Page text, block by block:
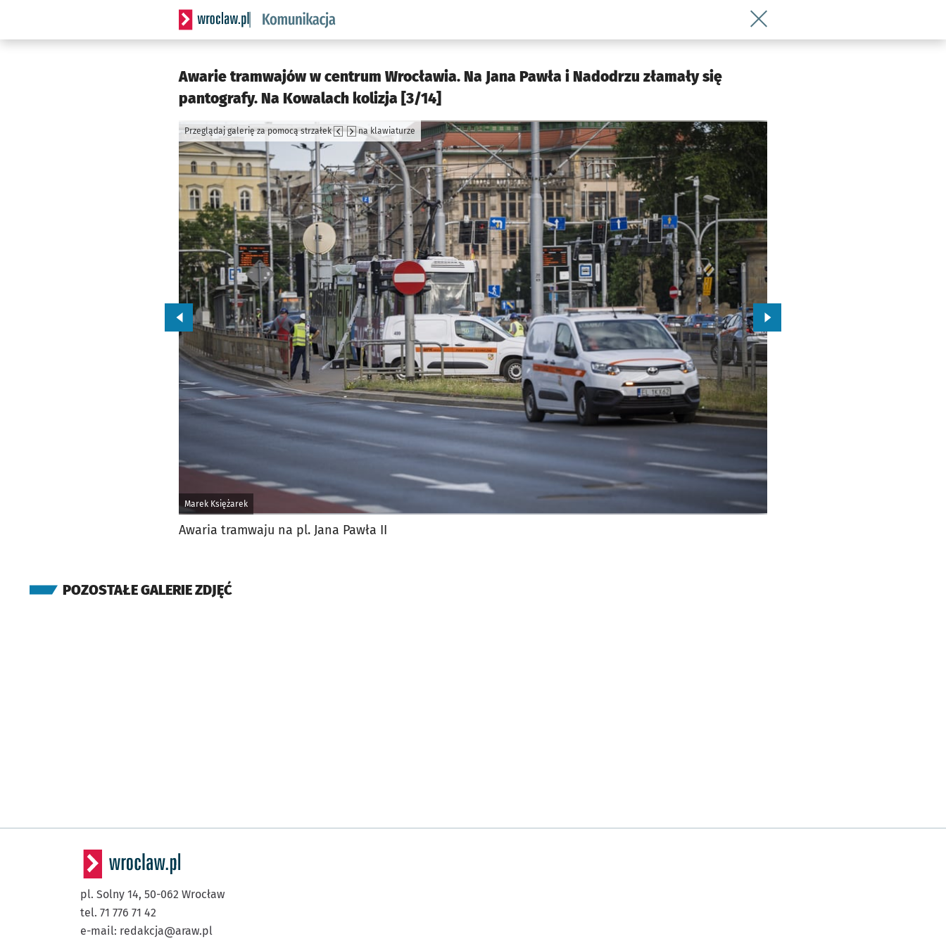
Serwis informacyjny wroclaw.pl podserwis: Komunikacja
Wróć do artykułu Awarie tramwajów
Awarie tramwajów w centrum Wrocławia. Na Jana Pawła i Nadodrzu złamały się
pantografy. Na Kowalach kolizja [3/14]
Marek Księżarek
Przeglądaj galerię za pomocą strzałek na klawiaturze
Przejdź do poprzedniego zdjęcia. Przejdź do kolejnego zdjęcia.
Awaria tramwaju na pl. Jana Pawła II
POZOSTAŁE GALERIE ZDJĘĆ
pl. Solny 14, 50-062 Wrocław
tel. 71 776 71 42
e-mail: redakcja@araw.pl